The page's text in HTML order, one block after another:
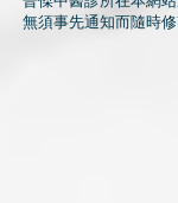
無須事先通知而隨時